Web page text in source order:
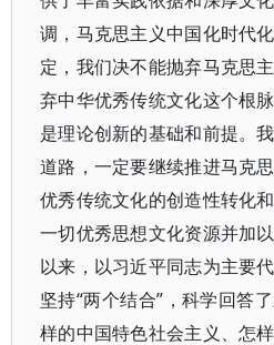
调，马克思主义中国化时代
定，我们决不能抛弃马克思
弃中华优秀传统文化这个根
是理论创新的基础和前提。
道路，一定要继续推进马克
优秀传统文化的创造性转化
一切优秀思想文化资源并加
以来，以习近平同志为主要
坚持“两个结合”，科学回答
样的中国特色社会主义、怎